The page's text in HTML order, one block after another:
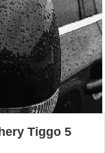
Tiggo 5